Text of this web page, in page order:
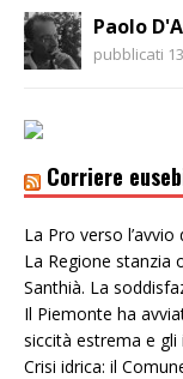
Paolo
pubblicati
Corriere
La Pro verso l’avvio
La Regione stanzia
Santhià. La
Il Piemonte ha
siccità estrema e gli
Crisi idrica: il